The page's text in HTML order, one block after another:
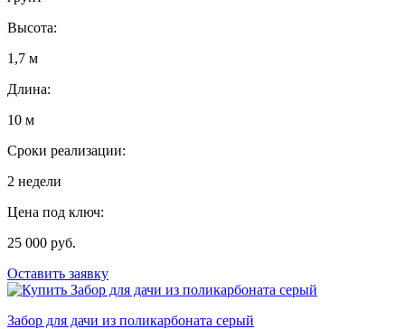
Высота:
1,7 м
Длина:
10 м
Сроки реализации:
2 недели
Цена под ключ:
25 000 руб.
Оставить заявку
Забор для дачи из поликарбоната серый